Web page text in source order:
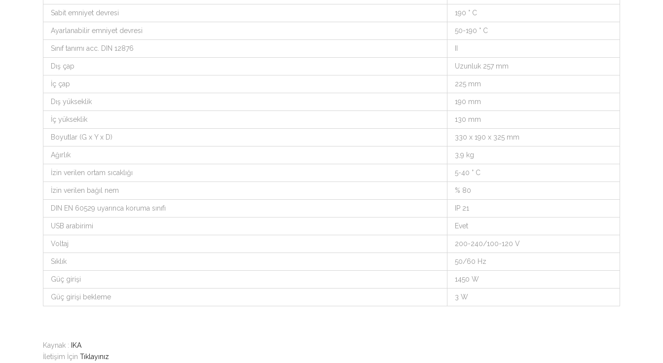
Sabit emniyet devresi 190 ° C
Ayarlanabilir emniyet devresi 50-190 ° C
Sınıf tanımı acc. DIN 12876
Dış çap Uzunluk 257 mm
İç çap 225 mm
Dış yükseklik 190 mm
İç yükseklik 130 mm
Boyutlar (G x Y x D) 330 x 190 x 325 mm
Ağırlık 3,9 kg
İzin verilen ortam sıcaklığı 5-40 ° C
İzin verilen bağıl nem % 80
DIN EN 60529 uyarınca koruma sınıfı IP 21
USB arabirimi Evet
Voltaj 200-240/100-120 V
Sıklık 50/60 Hz
Güç girişi 1450 W
Güç girişi bekleme 3 W
Kaynak :
IKA
İletişim İçin Tıklayınız